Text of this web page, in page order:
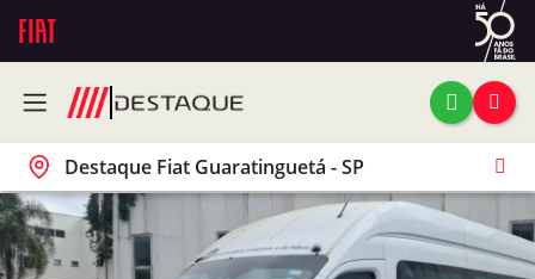
Destaque Fiat Guaratinguetá - SP